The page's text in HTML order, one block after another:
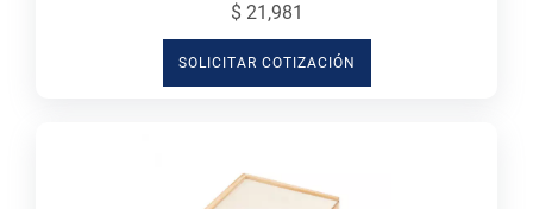
$ 21,981
SOLICITAR COTIZACIÓN